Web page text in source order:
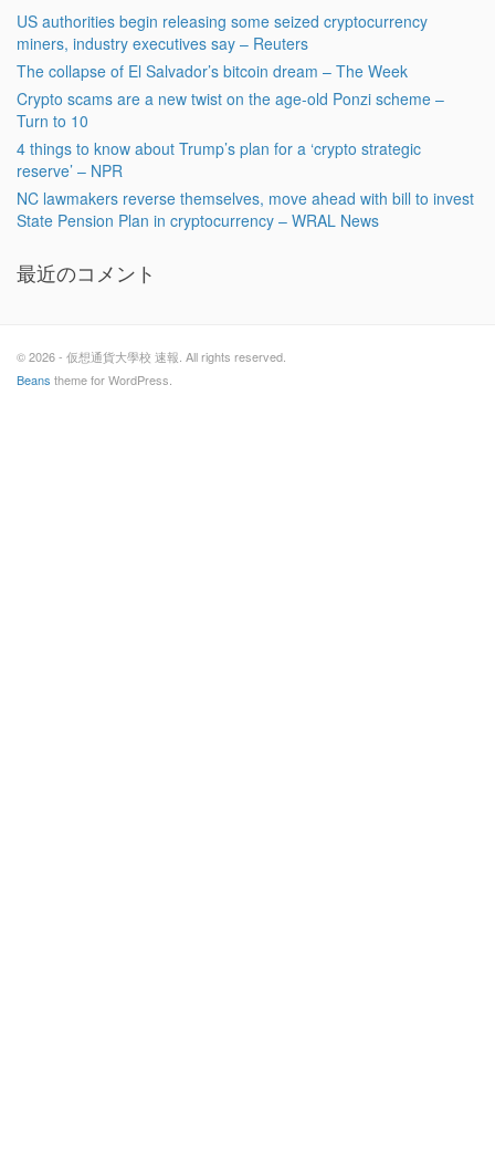
US authorities begin releasing some seized cryptocurrency
miners, industry executives say – Reuters
The collapse of El Salvador’s bitcoin dream – The Week
Crypto scams are a new twist on the age-old Ponzi scheme –
Turn to 10
4 things to know about Trump’s plan for a ‘crypto strategic
reserve’ – NPR
NC lawmakers reverse themselves, move ahead with bill to invest
State Pension Plan in cryptocurrency – WRAL News
最近のコメント
© 2026 - 仮想通貨大學校 速報. All rights reserved.
Beans theme for WordPress.